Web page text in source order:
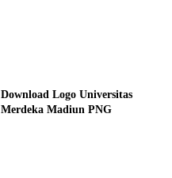
Download Logo Universitas
Merdeka Madiun PNG